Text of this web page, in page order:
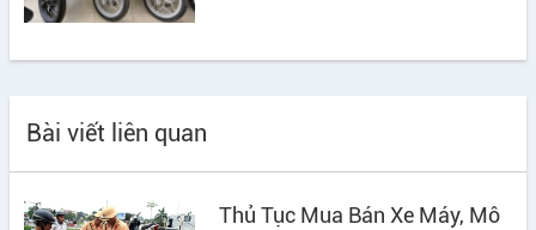
Bài viết liên quan
Thủ Tục Mua Bán Xe Máy, Mô